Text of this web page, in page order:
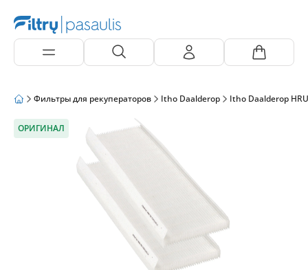
Фильтры для рекуператоров Itho Daalderop Itho Daalderop HRU
ОРИГИНАЛ